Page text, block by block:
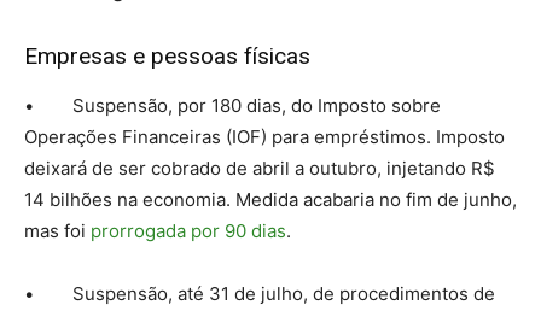
Empresas e pessoas físicas
• Suspensão, por 180 dias, do Imposto sobre
Operações Financeiras (IOF) para empréstimos. Imposto
deixará de ser cobrado de abril a outubro, injetando R$
14 bilhões na economia. Medida acabaria no fim de junho,
mas foi prorrogada por 90 dias.
• Suspensão, até 31 de julho, de procedimentos de